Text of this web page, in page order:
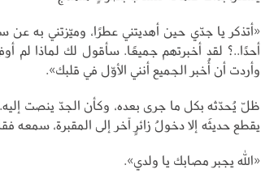
«أتذكر يا جدّي حين أهديتني عطرًا، وميّزتني به عن
أحدًا..؟ لقد أخبرتهم جميعًا. سأقول لك لماذا لم أوفِ
وأردت أن أُخبر الجميع أنني الأوّل في قلبك».
ظلّ يُحدّثه بكل ما جرى بعده، وكأن الجدّ ينصت
يقطع حديثَه إلا دخولُ زائرٍ آخر إلى المقبرة، سمعه
«الله يجبر مصابك يا ولدي».